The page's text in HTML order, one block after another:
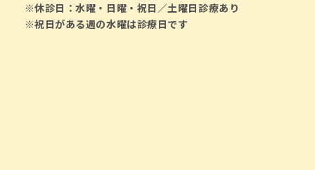
※休診日：水曜・日曜・祝日／土曜日診療あり
※祝日がある週の水曜は診療日です